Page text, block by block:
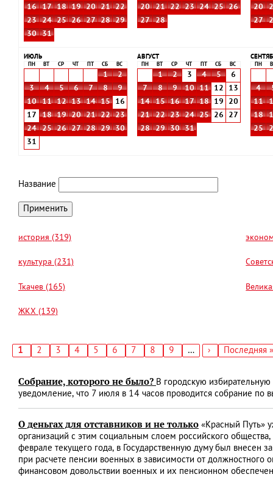
16
17 18 19 20 21
22
23
24 25 26 27 28
29
30
31
20
21 22 23 24 25
26
27
28
20
27
ИЮЛЬ
ПН ВТ СР ЧТ СБ ВС
1
2
3
4 5 6 7 8
9
10
11 12 13 14 15
16
17
18 19 20 21 22
23
24
25 26 27 28 29
30
31
АВГУСТ
ПН ВТ СР ЧТ СБ ВС
1 2 3 4 5
6
7
8 9 10 11 12
13
14
15 16 17 18 19
20
21
22 23 24 25 26
27
28
29 30 31
ПН
4
11
18
25
Название
история (319)
культура (231)
Ткачев (165)
ЖКХ (139)
Текущая
1 Страница
2 Страница
3 Страница
4 Страница
5 Страница
6 Страница
7 Страница
8 Страница
9 …
Следующая
›
Последняя
Последняя »
Собрание, которого не было? В городскую
уведомление, что 7 июля в 14 часов проводится собрание по
О деньгах для отставников и не только «Красный Путь»
организаций с этим социальным слоем российского
феврале текущего года, в Государственную думу был
при расчете пенсии военных в зависимости от
финансовом довольствии военных и их пенсионном